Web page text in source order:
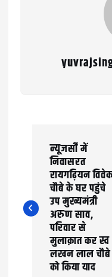
t
न्यूजर्सी में
निवासरत
रायगढ़ियन
चौबे के घर पहुंचे
उप मुख्यमंत्री
अरुण साव,
परिवार से
मुलाक़ात कर स्व
लखन लाल चौबे
को किया याद